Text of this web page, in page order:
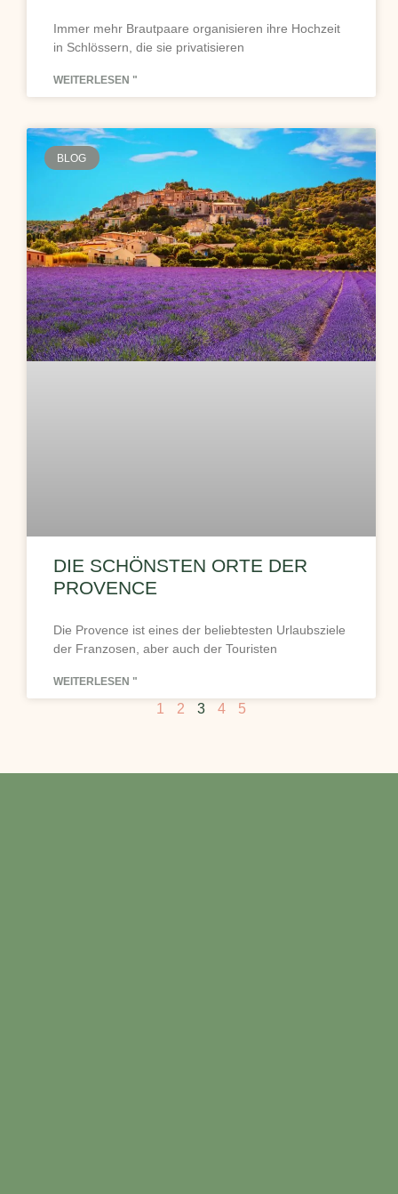
Immer mehr Brautpaare organisieren ihre Hochzeit
in Schlössern, die sie privatisieren
WEITERLESEN "
BLOG
DIE SCHÖNSTEN ORTE DER
PROVENCE
Die Provence ist eines der beliebtesten Urlaubsziele
der Franzosen, aber auch der Touristen
WEITERLESEN "
1 2 3 4 5